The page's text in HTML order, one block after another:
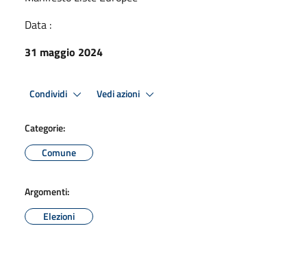
Data :
31 maggio 2024
Condividi Vedi azioni
Categorie:
Comune
Argomenti:
Elezioni